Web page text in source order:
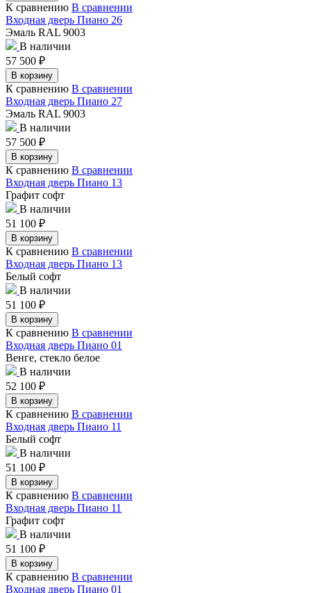
К сравнению В сравнении
Входная дверь Пиано 26
Эмаль RAL 9003
В наличии
57 500 ₽
В корзину
К сравнению В сравнении
Входная дверь Пиано 27
Эмаль RAL 9003
В наличии
57 500 ₽
В корзину
К сравнению В сравнении
Входная дверь Пиано 13
Графит софт
В наличии
51 100 ₽
В корзину
К сравнению В сравнении
Входная дверь Пиано 13
Белый софт
В наличии
51 100 ₽
В корзину
К сравнению В сравнении
Входная дверь Пиано 01
Венге, стекло белое
В наличии
52 100 ₽
В корзину
К сравнению В сравнении
Входная дверь Пиано 11
Белый софт
В наличии
51 100 ₽
В корзину
К сравнению В сравнении
Входная дверь Пиано 11
Графит софт
В наличии
51 100 ₽
В корзину
К сравнению В сравнении
Входная дверь Пиано 01